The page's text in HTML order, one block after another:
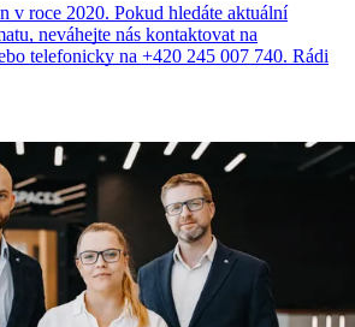
v roce 2020. Pokud hledáte aktuální
neváhejte nás kontaktovat na
telefonicky na +420 245 007 740. Rádi